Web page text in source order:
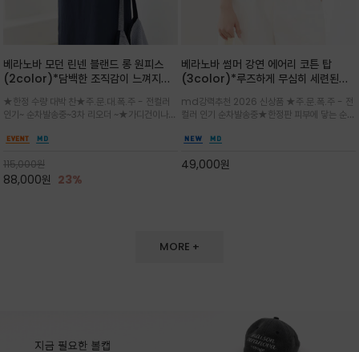
베라노바 모던 린넨 블랜드 롱 원피스
(2color)*담백한 조직감이 느껴지는
롱 원피스
★한정 수량 대박 찬★주.문.대.폭.주 - 전컬러
인기~ 순차발송중~3차 리오더 ~★가디건이나
도 손색이 없고,리조트룩까지 만능/답답하지 않
버하면서도 여리여리한 무
115,000원
88,000원 23%
베라노바 썸머 강연 에어리 코튼 탑
(3color)*루즈하게 무심히 세련된핏/
품은 시원함: 우수한 통기성
md강력추천 2026 신상품 ★주.문.폭.주 - 전
컬러 인기 순차발송중★한정판 피부에 닿는 순간
한 터치감~★여름에 오히려 이런티을 입으셔야
을 즐기실수 있습니다^^
49,000원
MORE +